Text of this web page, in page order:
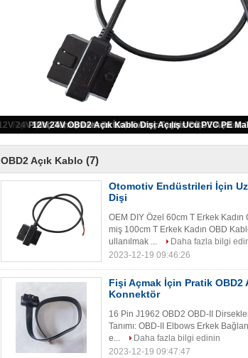
Otomotiv Endüstrileri İçin Uzunluk 60cm OBD2 Açık
Fişi Açmak İçin Pratik OBD2 Açık Kablo 16 Pin J1962
Pirinç Terminaller ile İzoleli Araç Teşhis OBD2 Açık
12V 24V OBD2 Açık Kablo Dişi Açılış Ucu PVC PE
OBD2 Açık Kablo (7)
Otomotiv Endüstrileri İçin
Dişi
OEM DIY Özel 60cm T Erkek Kadın
miş 100cm T Erkek Kadın OBD
ullanılmak ...
Daha fazla bilgi
2023-12-19 09:46:26
Fişi Açmak İçin Pratik OBD2
Konnektör
16 Pin J1962 OBD2 OBD-II
Tanımı: OBD-II Elbows Erkek
e...
Daha fazla bilgi edinin
2023-12-19 09:47:47